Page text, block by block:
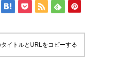
イトルとURLをコピーする